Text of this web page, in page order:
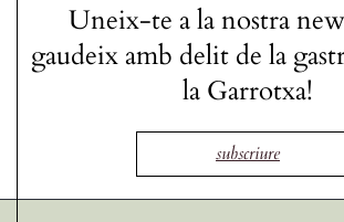
Uneix-te a la nostra
gaudeix amb delit de la
la Garrotxa!
subscriure